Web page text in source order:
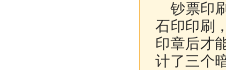
钞票印
石印印刷
印章后才
计了三个